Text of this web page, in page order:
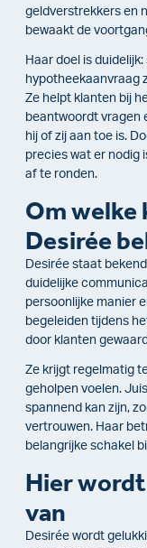
geldverstrekkers en
bewaakt de
Haar doel is
hypotheekaanvraag
Ze helpt klanten bij
beantwoordt vragen
hij of zij aan toe is.
precies wat er nodig
af te ronden.
Om
Desirée
Desirée staat
duidelijke
persoonlijke manier
begeleiden tijdens
door klanten
Ze krijgt regelmatig
geholpen voelen.
spannend kan zijn,
vertrouwen. Haar
belangrijke schakel
Hier
van
Desirée wordt